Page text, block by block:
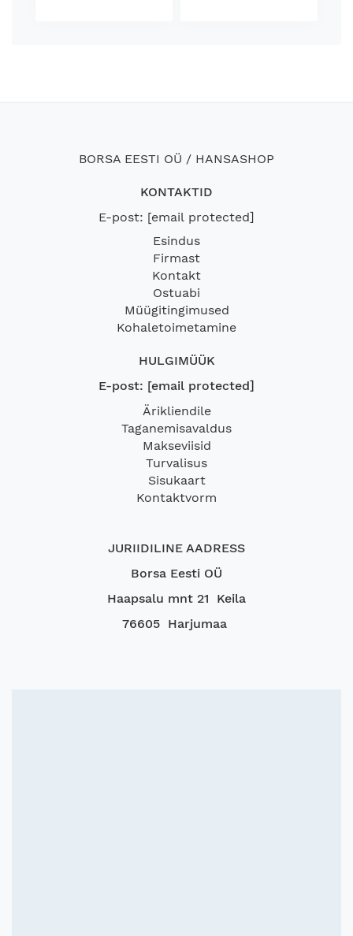
BORSA EESTI OÜ / HANSASHOP
KONTAKTID
E-post: [email protected]
Esindus
Firmast
Kontakt
Ostuabi
Müügitingimused
Kohaletoimetamine
HULGIMÜÜK
E-post: [email protected]
Ärikliendile
Taganemisavaldus
Makseviisid
Turvalisus
Sisukaart
Kontaktvorm
JURIIDILINE AADRESS
Borsa Eesti OÜ
Haapsalu mnt 21 Keila
76605 Harjumaa